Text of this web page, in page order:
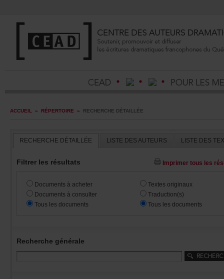
ACCUEIL » RÉPERTOIRE » RECHERCHEDÉTAILLÉE
RECHERCHEDÉTAILLÉE LISTEDESAUTEURS
Filtrerlesrésultats
Documentsàacheter
Documentsàconsulter
Touslesdocuments
Textesoriginaux
Traduction(s)
Touslesdocuments
Recherchegénérale